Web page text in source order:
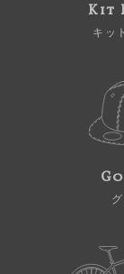
Kit
キッ